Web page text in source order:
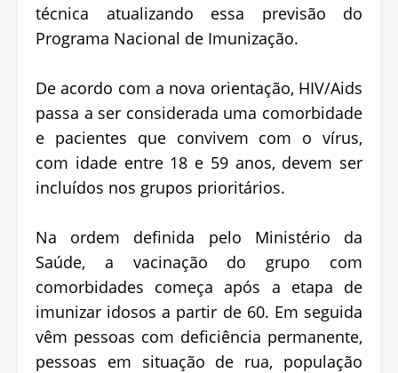
técnica atualizando essa previsão do
Programa Nacional de Imunização.
De acordo com a nova orientação, HIV/Aids
passa a ser considerada uma comorbidade
e pacientes que convivem com o vírus,
com idade entre 18 e 59 anos, devem ser
incluídos nos grupos prioritários.
Na ordem definida pelo Ministério da
Saúde, a vacinação do grupo com
comorbidades começa após a etapa de
imunizar idosos a partir de 60. Em seguida
vêm pessoas com deficiência permanente,
pessoas em situação de rua, população